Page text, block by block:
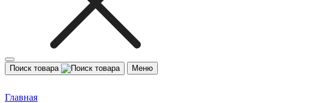
Поиск товара Меню
Главная